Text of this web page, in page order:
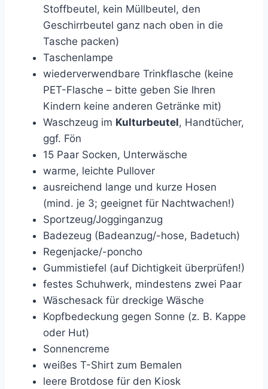
Stoffbeutel, kein Müllbeutel, den
Geschirrbeutel ganz nach oben in die
Tasche packen)
Taschenlampe
wiederverwendbare Trinkflasche (keine
PET-Flasche – bitte geben Sie Ihren
Kindern keine anderen Getränke mit)
Waschzeug im Kulturbeutel, Handtücher,
ggf. Fön
15 Paar Socken, Unterwäsche
warme, leichte Pullover
ausreichend lange und kurze Hosen
(mind. je 3; geeignet für Nachtwachen!)
Sportzeug/Jogginganzug
Badezeug (Badeanzug/-hose, Badetuch)
Regenjacke/-poncho
Gummistiefel (auf Dichtigkeit überprüfen!)
festes Schuhwerk, mindestens zwei Paar
Wäschesack für dreckige Wäsche
Kopfbedeckung gegen Sonne (z. B. Kappe
oder Hut)
Sonnencreme
weißes T-Shirt zum Bemalen
leere Brotdose für den Kiosk